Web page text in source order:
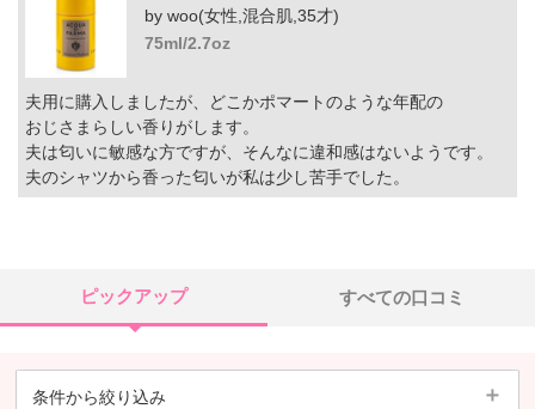
by woo(女性,混合肌,35才)
75ml/2.7oz
夫用に購入しましたが、どこかポマートのような年配の
おじさまらしい香りがします。
夫は匂いに敏感な方ですが、そんなに違和感はないようです。
夫のシャツから香った匂いが私は少し苦手でした。
ピックアップ すべての口コミ
条件から絞り込み